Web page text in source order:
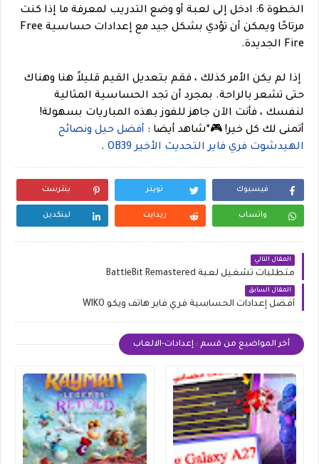
الخطوة 6: ادخل إلى لعبة أو وضع التدريب لمعرفة ما إذا كنت
مرتاحًا ويمكن أن تؤدي بشكل جيد مع إعدادات حساسية Free
Fire الجديدة.
إذا لم يكن الأمر كذلك ، فقم بتعديل القيم قليلاً هنا وهناك
حتى تشعر بالراحة. بمجرد أن تجد الحساسية المثالية
لنفسك ، فأنت الآن جاهز للفوز بهذه المباريات بسهولة!
أتمنى لك كل خير! 🎮*شاهد أيضا : أفضل حيل ونصائح
الهيدشوت فري فاير التحديث الأخير OB39
.
فيسبوك تويتر بنترست
واتساب ريدايت لينكدين
المقال التالي
متطلبات تشغيل لعبة BattleBit Remastered
المقال السابق
أفضل إعدادات الحساسية فري فاير هاتف ويكو WIKO
أخر المواضيع من قسم : إعدادات-الالعاب